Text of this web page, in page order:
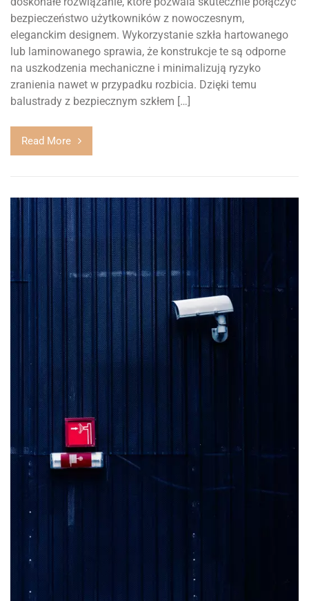
bezpieczeństwo użytkowników z nowoczesnym,
eleganckim designem. Wykorzystanie szkła hartowanego
lub laminowanego sprawia, że konstrukcje te są odporne
na uszkodzenia mechaniczne i minimalizują ryzyko
zranienia nawet w przypadku rozbicia. Dzięki temu
balustrady z bezpiecznym szkłem […]
Read More